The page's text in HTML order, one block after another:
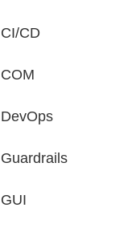
CI/CD
COM
DevOps
Guardrails
GUI